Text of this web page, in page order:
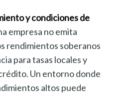
y condiciones de
empresa no emita
rendimientos soberanos
para tasas locales y
Un entorno donde
altos puede